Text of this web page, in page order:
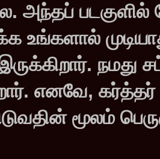
அந்தப்
உங்களால்
எனவே,
மூலம்